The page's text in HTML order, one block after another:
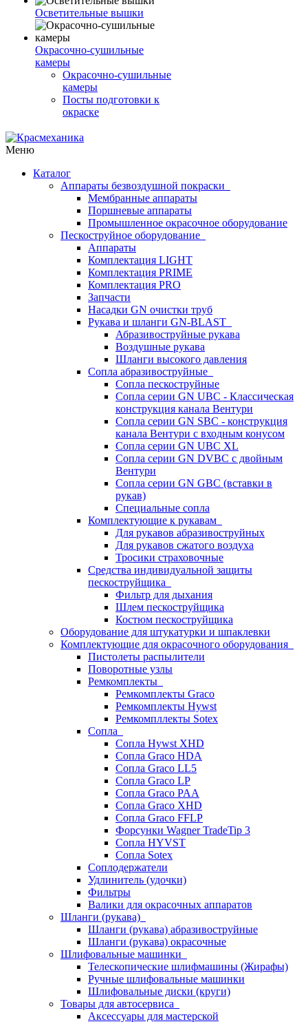
Осветительные вышки
Окрасочно-сушильные
камеры
Окрасочно-сушильные
камеры
Посты подготовки к
окраске
Меню
Каталог
Аппараты безвоздушной покраски
Мембранные аппараты
Поршневые аппараты
Промышленное окрасочное оборудование
Пескоструйное оборудование
Аппараты
Комплектация LIGHT
Комплектация PRIME
Комплектация PRO
Запчасти
Насадки GN очистки труб
Рукава и шланги GN-BLAST
Абразивоструйные рукава
Воздушные рукава
Шланги высокого давления
Сопла абразивоструйные
Сопла пескоструйные
Сопла серии GN UBC - Классическая
конструкция канала Вентури
Сопла серии GN SBC - конструкция
канала Вентури c входным конусом
Сопла серии GN UBC XL
Сопла серии GN DVBC с двойным
Вентури
Сопла серии GN GBC (вставки в
рукав)
Специальные сопла
Комплектующие к рукавам
Для рукавов абразивоструйных
Для рукавов сжатого воздуха
Тросики страховочные
Средства индивидуальной защиты
пескоструйщика
Фильтр для дыхания
Шлем пескоструйщика
Костюм пескоструйщика
Оборудование для штукатурки и шпаклевки
Комплектующие для окрасочного оборудования
Пистолеты распылители
Поворотные узлы
Ремкомплекты
Ремкомплекты Graco
Ремкомплекты Hywst
Ремкомпллекты Sotex
Сопла
Сопла Hywst XHD
Сопла Graco HDA
Сопла Graco LL5
Сопла Graco LP
Сопла Graco PAA
Сопла Graco XHD
Сопла Graco FFLP
Форсунки Wagner TradeTip 3
Сопла HYVST
Сопла Sotex
Соплодержатели
Удлинитель (удочки)
Фильтры
Валики для окрасочных аппаратов
Шланги (рукава)
Шланги (рукава) абразивоструйные
Шланги (рукава) окрасочные
Шлифовальные машинки
Телескопические шлифмашины (Жирафы)
Ручные шлифовальные машинки
Шлифовальные диски (круги)
Товары для автосервиса
Аксессуары для мастерской